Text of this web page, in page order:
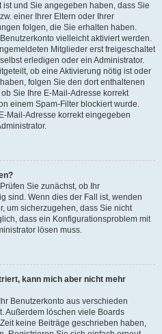
ist und Sie angegeben haben, dass Sie
einer Ihrer Eltern oder Ihrer
folgen, die Sie erhalten haben.
vielleicht aktiviert werden.
Mitglieder erst freigeschaltet
erledigen oder ein Administrator.
ob eine Aktivierung nötig ist oder
folgen Sie den dort enthaltenen
Sie Ihre E-Mail-Adresse korrekt
einem Spam-Filter blockiert wurde.
Mail-Adresse korrekt eingegeben
Sie zunächst, ob Ihr
sind. Wenn dies der Fall ist, wenden
um sicherzugehen, dass Sie nicht
dass ein Konfigurationsproblem mit
lösen muss.
kann mich aber nicht mehr
Benutzerkonto aus verschieden
Außerdem löschen viele Boards
keine Beiträge geschrieben haben,